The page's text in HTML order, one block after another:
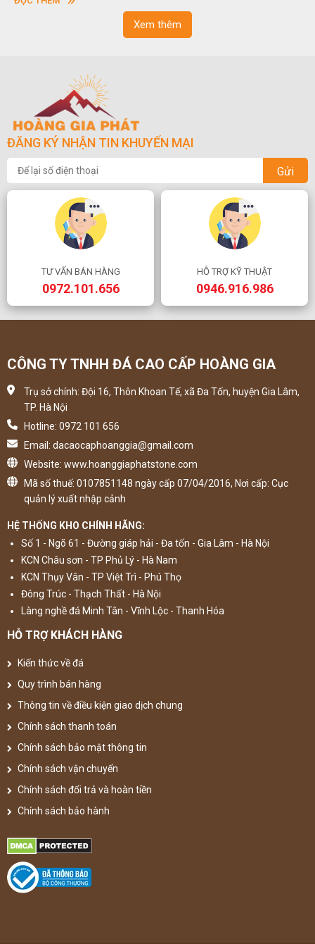
Xem thêm
ĐĂNG KÝ NHẬN TIN KHUYẾN MẠI
Gửi
TƯ VẤN BÁN HÀNG
0972.101.656
HỖ TRỢ KỸ THUẬT
0946.916.986
CÔNG TY TNHH ĐÁ CAO CẤP HOÀNG GIA
Trụ sở chính: Đội 16, Thôn Khoan Tế, xã Đa Tốn, huyện Gia Lâm,
TP. Hà Nội
Hotline: 0972 101 656
Email: dacaocaphoanggia@gmail.com
Website: www.hoanggiaphatstone.com
Mã số thuế: 0107851148 ngày cấp 07/04/2016, Nơi cấp: Cục
quản lý xuất nhập cảnh
HỆ THỐNG KHO CHÍNH HÃNG:
Số 1 - Ngõ 61 - Đường giáp hải - Đa tốn - Gia Lâm - Hà Nội
KCN Châu sơn - TP Phủ Lý - Hà Nam
KCN Thụy Vân - TP Việt Trì - Phú Thọ
Đông Trúc - Thạch Thất - Hà Nội
Làng nghề đá Minh Tân - Vĩnh Lộc - Thanh Hóa
HỖ TRỢ KHÁCH HÀNG
Kiến thức về đá
Quy trình bán hàng
Thông tin về điều kiện giao dịch chung
Chính sách thanh toán
Chính sách bảo mật thông tin
Chính sách vận chuyển
Chính sách đổi trả và hoàn tiền
Chính sách bảo hành